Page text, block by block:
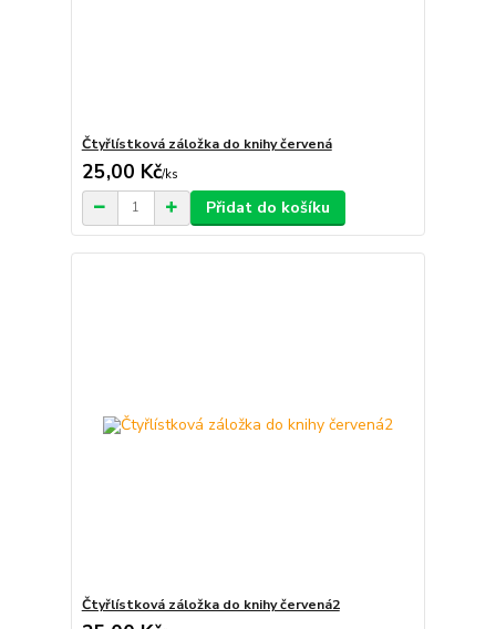
Čtyřlístková záložka do knihy červená
25,00 Kč/ks
Přidat do košíku
Čtyřlístková záložka do knihy červená2